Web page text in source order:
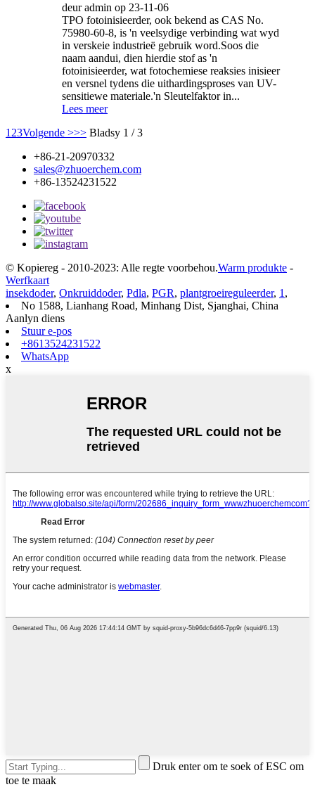
deur admin op 23-11-06
TPO fotoinisieerder, ook bekend as CAS No.
75980-60-8, is 'n veelsydige verbinding wat wyd
in verskeie industrieë gebruik word.Soos die
naam aandui, dien hierdie stof as 'n
fotoinisieerder, wat fotochemiese reaksies inisieer
en versnel tydens die uithardingsproses van UV-
sensitiewe materiale.'n Sleutelfaktor in...
Lees meer
1 23Volgende >>> Bladsy 1 / 3
+86-21-20970332
sales@zhuoerchem.com
+86-13524231522
© Kopiereg - 2010-2023: Alle regte voorbehou.Warm produkte -
Werfkaart
insekdoder, Onkruiddoder, Pdla, PGR, plantgroeireguleerder, 1 ,
No 1588, Lianhang Road, Minhang Dist, Sjanghai, China
Aanlyn diens
Stuur e-pos
+8613524231522
WhatsApp
x
Druk enter om te soek of ESC om
toe te maak